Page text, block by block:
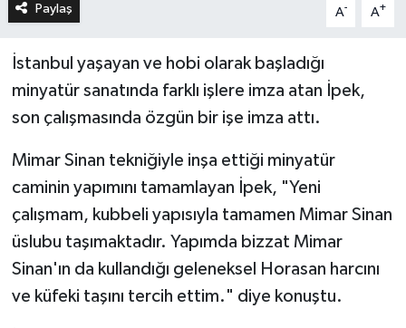
Paylaş A- A+
İstanbul yaşayan ve hobi olarak başladığı
minyatür sanatında farklı işlere imza atan İpek,
son çalışmasında özgün bir işe imza attı.
Mimar Sinan tekniğiyle inşa ettiği minyatür
caminin yapımını tamamlayan İpek, "Yeni
çalışmam, kubbeli yapısıyla tamamen Mimar Sinan
üslubu taşımaktadır. Yapımda bizzat Mimar
Sinan'ın da kullandığı geleneksel Horasan harcını
ve küfeki taşını tercih ettim." diye konuştu.